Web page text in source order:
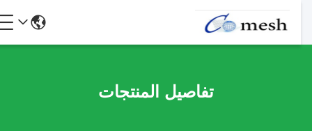
تفاصيل المنتجات